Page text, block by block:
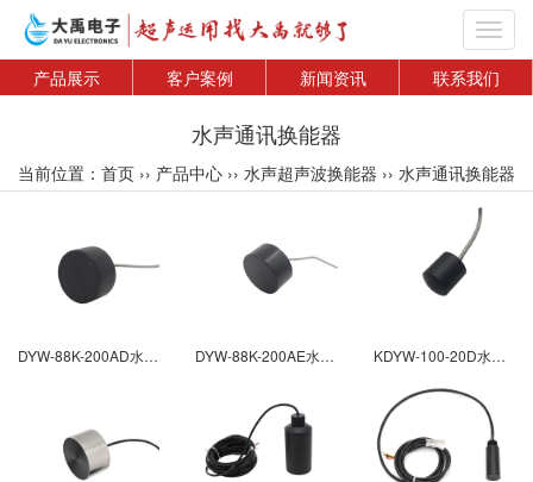
产品展示
客户案例 新闻资讯 联系我们
水声通讯换能器
当前位置： 首页 ›› 产品中心 ›› 水声超声波换能器 ›› 水声通讯换能器
DYW-88K-200AD水声通讯换能器 DYW-88K-200AE水声通讯换能器 KDYW-100-20D水声通讯换能器